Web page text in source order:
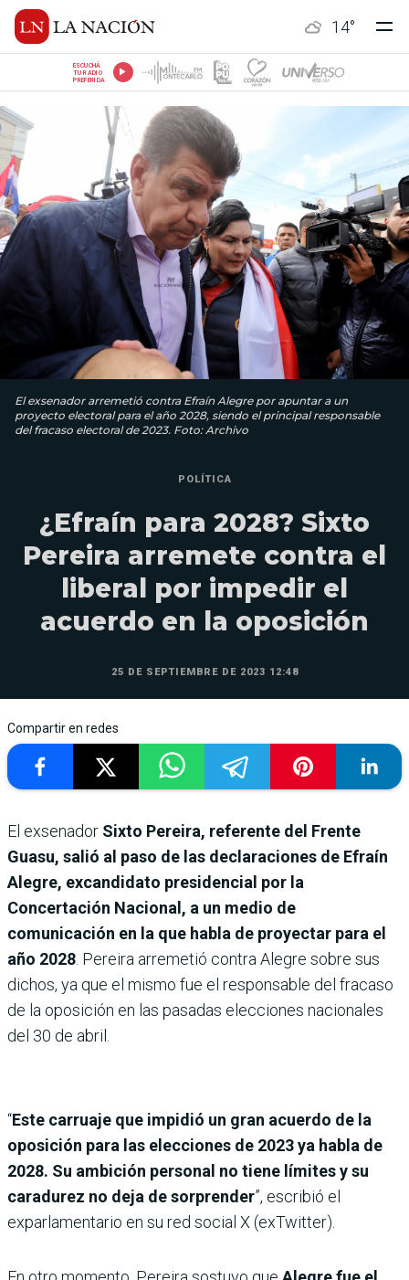
14°
ESCUCHÁ
TU RADIO
PREFERIDA
El exsenador arremetió contra Efraín Alegre por apuntar a un
proyecto electoral para el año 2028, siendo el principal responsable
del fracaso electoral de 2023. Foto: Archivo
POLÍTICA
¿Efraín para 2028? Sixto
Pereira arremete contra el
liberal por impedir el
acuerdo en la oposición
25 DE SEPTIEMBRE DE 2023 12:48
Compartir en redes
El exsenador Sixto Pereira, referente del Frente
Guasu, salió al paso de las declaraciones de Efraín
Alegre, excandidato presidencial por la
Concertación Nacional, a un medio de
comunicación en la que habla de proyectar para el
año 2028 . Pereira arremetió contra Alegre sobre sus
dichos, ya que el mismo fue el responsable del fracaso
de la oposición en las pasadas elecciones nacionales
del 30 de abril.
“Este carruaje que impidió un gran acuerdo de la
oposición para las elecciones de 2023 ya habla de
2028. Su ambición personal no tiene límites y su
caradurez no deja de sorprender”, escribió el
exparlamentario en su red social X (exTwitter).